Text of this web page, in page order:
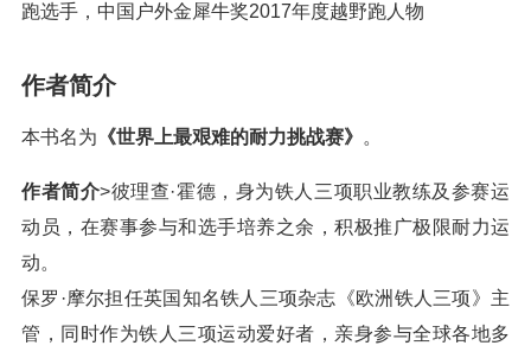
跑选手，中国户外金犀牛奖2017年度越野跑人物
作者简介
本书名为 《世界上最艰难的耐力挑战赛》 。
作者简介>彼理查·霍德，身为铁人三项职业教练及参赛运
动员，在赛事参与和选手培养之余，积极推广极限耐力运
动。
保罗·摩尔担任英国知名铁人三项杂志《欧洲铁人三项》主
管，同时作为铁人三项运动爱好者，亲身参与全球各地多